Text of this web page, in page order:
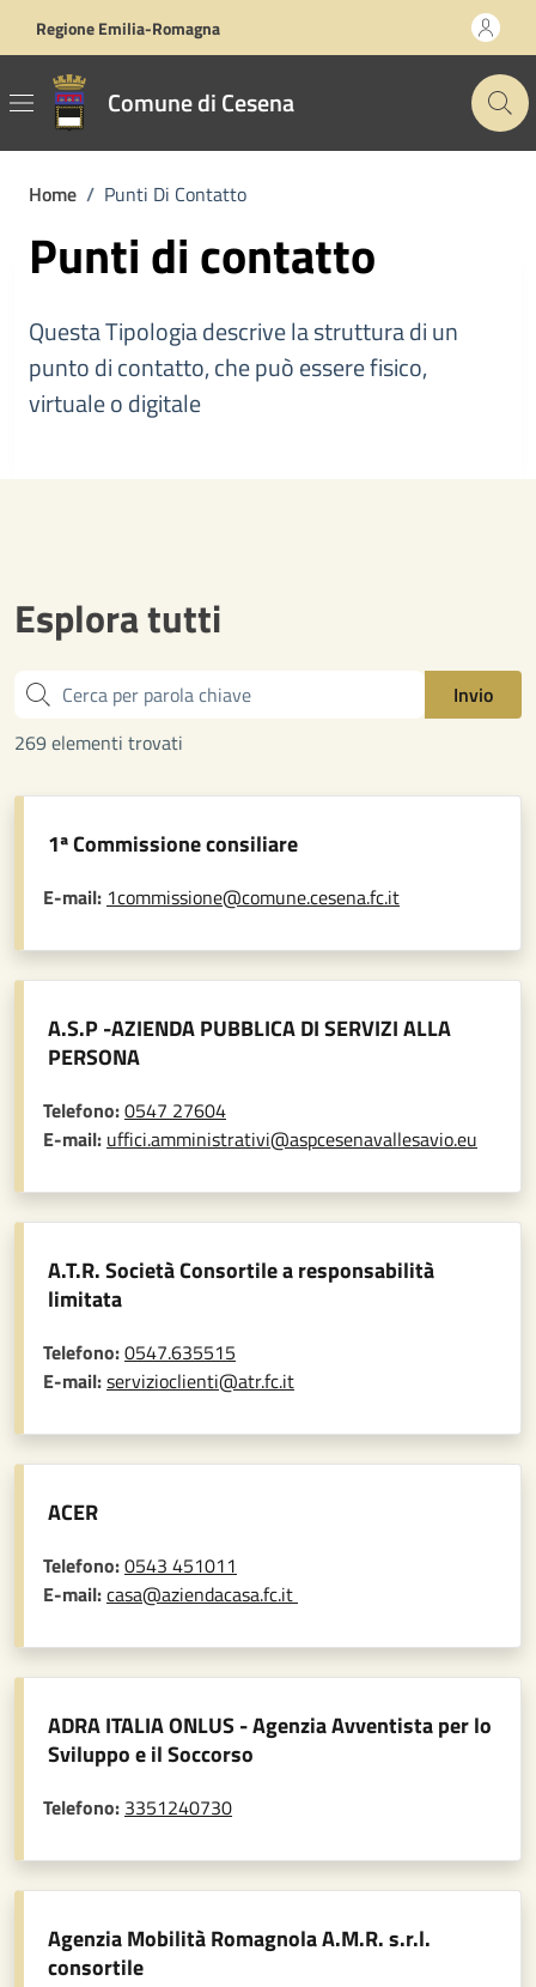
Regione Emilia-Romagna
Comune di Cesena
Home / Punti Di Contatto
Punti di contatto
Questa Tipologia descrive la struttura di un
punto di contatto, che può essere fisico,
virtuale o digitale
Esplora tutti
Cerca
Invio
269 elementi trovati
1ª Commissione consiliare
E-mail: 1commissione@comune.cesena.fc.it
A.S.P -AZIENDA PUBBLICA DI SERVIZI ALLA
PERSONA
Telefono:0547 27604
E-mail: uffici.amministrativi@aspcesenavallesavio.eu
A.T.R. Società Consortile a responsabilità
limitata
Telefono:0547.635515
E-mail:servizioclienti@atr.fc.it
ACER
Telefono:0543 451011
E-mail:casa@aziendacasa.fc.it
ADRA ITALIA ONLUS - Agenzia Avventista per lo
Sviluppo e il Soccorso
Telefono: 3351240730
Agenzia Mobilità Romagnola A.M.R. s.r.l.
consortile